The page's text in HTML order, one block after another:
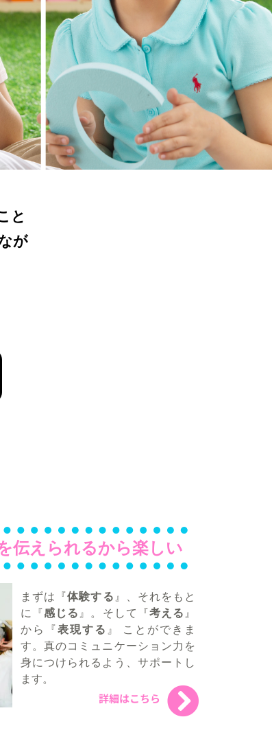
と
が
伝えられるから楽しい
まずは『体験する 』、それをもと
に『感じる 』。そして『考える 』
から『表現する 』 ことができま
す。真のコミュニケーション力を
身につけられるよう、サポートし
ます。
詳細はこちら